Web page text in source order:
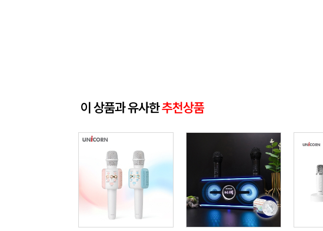
이 상품과 유사한추천상품